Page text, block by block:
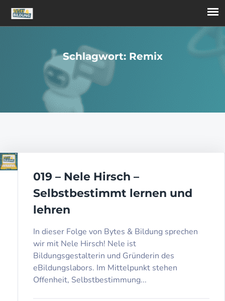
Schlagwort: Remix
019 – Nele Hirsch –
Selbstbestimmt lernen und
lehren
In dieser Folge von Bytes & Bildung sprechen
wir mit Nele Hirsch! Nele ist
Bildungsgestalterin und Gründerin des
eBildungslabors. Im Mittelpunkt stehen
Offenheit, Selbstbestimmung...